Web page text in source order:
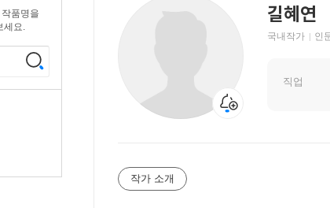
품명을
세요.
길혜연
국내작가 인
직업
작가 소개